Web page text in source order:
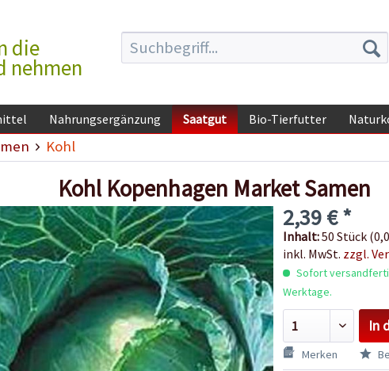
die
nehmen
Nahrungsergänzung Saatgut Bio-Tierfutter
Kohl
Kohl Kopenhagen Market Samen
2,39 € *
Inhalt:50 Stück
inkl. MwSt. zzgl.
Sofort
Werktage.
In
Merken